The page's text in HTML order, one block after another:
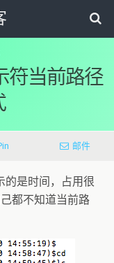
符当前路径
邮件
的是时间，占用很
都不知道当前路